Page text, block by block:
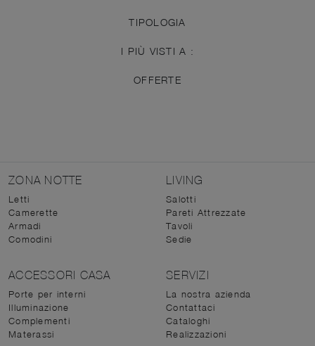
TIPOLOGIA
I PIÙ VISTI A :
OFFERTE
ZONA NOTTE
Letti
Camerette
Armadi
Comodini
LIVING
Salotti
Pareti Attrezzate
Tavoli
Sedie
ACCESSORI CASA
Porte per interni
Illuminazione
Complementi
Materassi
SERVIZI
La nostra azienda
Contattaci
Cataloghi
Realizzazioni